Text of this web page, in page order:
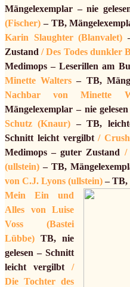
Mängelexemplar – nie
(Fischer) – TB,
Karin Slaughter (Blanvalet)
Zustand / Des Todes dunkler
Medimops – Leserillen am
Minette Walters – TB,
Nachbar von Minette
Mängelexemplar – nie gelesen
Schutz (Knaur) – TB,
Schnitt leicht vergilbt/
Medimops – guter Zustand /
(ullstein) – TB,
von C.J. Lyons (ullstein)– TB,
Mein Ein und
Alles von Luise
Voss (Bastei
Lübbe) TB, nie
gelesen – Schnitt
leicht vergilbt /
Die Tochter des